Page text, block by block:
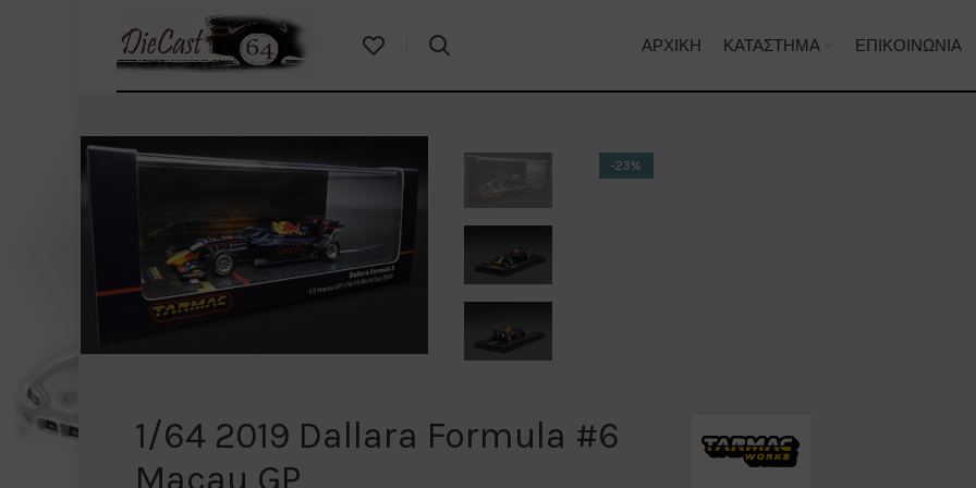
ΑΡΧΙΚΉ ΚΑΤΆΣΤΗΜΑ ΕΠΙΚΟΙΝΩΝΊΑ
-23%
1/64 2019 Dallara Formula #6
Macau GP